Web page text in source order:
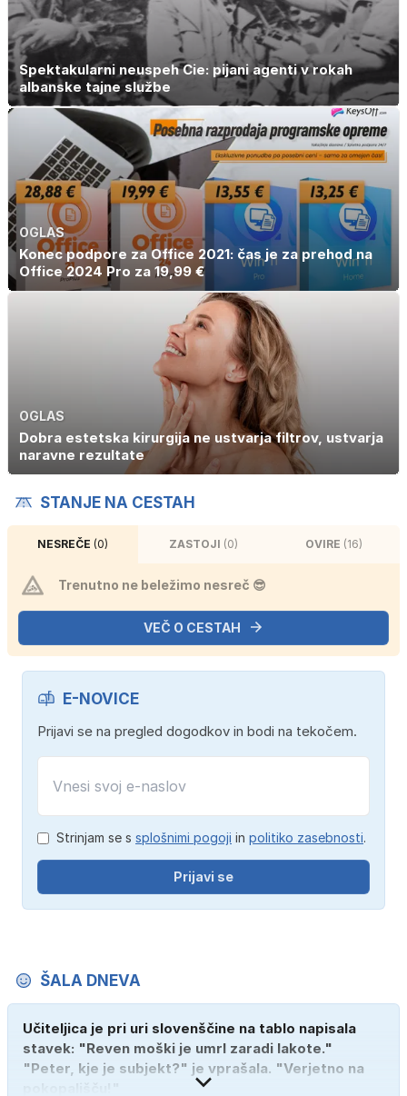
Spektakularni neuspeh Cie: pijani agenti v rokah
albanske tajne službe
OGLAS
Konec podpore za Office 2021: čas je za prehod na
Office 2024 Pro za 19,99 €
OGLAS
Dobra estetska kirurgija ne ustvarja filtrov, ustvarja
naravne rezultate
STANJE NA CESTAH
NESREČE (0) ZASTOJI (0) OVIRE (16)
Trenutno ne beležimo nesreč 😎
VEČ O CESTAH
E-NOVICE
Prijavi se na pregled dogodkov in bodi na tekočem.
Strinjam se s splošnimi pogoji in politiko zasebnosti.
Prijavi se
ŠALA DNEVA
Učiteljica je pri uri slovenščine na tablo napisala
stavek: "Reven moški je umrl zaradi lakote."
"Peter, kje je subjekt?" je vprašala. "Verjetno na